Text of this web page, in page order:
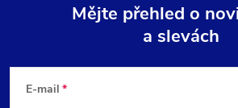
Mějte přehled o
a slevách
E-mail